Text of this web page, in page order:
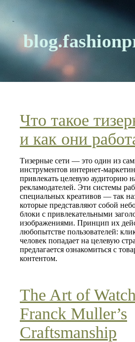
Что такое
и как они
Тизерные сети — это один из
инструментов интернет-
привлекать целевую аудиторию
рекламодателей. Эти системы
специальных креативов — так
которые представляют собой
блоки с привлекательными
изображениями. Принцип их
любопытстве пользователей:
человек попадает на целевую
предлагается ознакомиться с
контентом.
The Art of
Franck Muller’s
Craftsmanship